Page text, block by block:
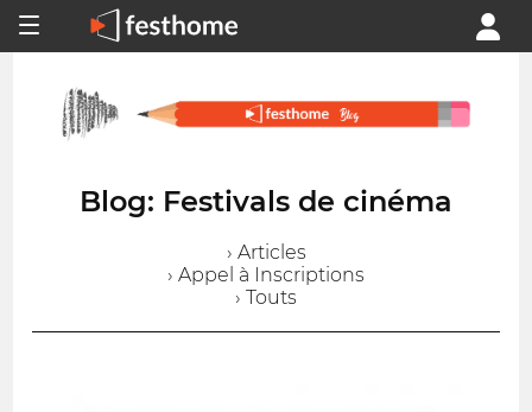
Blog: Festivals de cinéma
› Articles
› Appel à Inscriptions
› Touts